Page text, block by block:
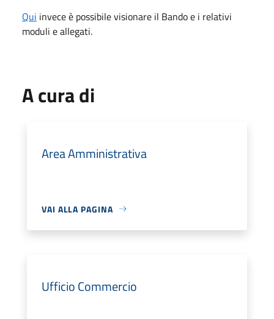
Qui invece è possibile visionare il Bando e i relativi
moduli e allegati.
A cura di
Area Amministrativa
VAI ALLA PAGINA
Ufficio Commercio